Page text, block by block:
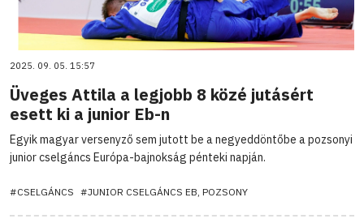
2025. 09. 05. 15:57
Üveges Attila a legjobb 8 közé jutásért
esett ki a junior Eb-n
Egyik magyar versenyző sem jutott be a negyeddöntőbe a pozsonyi
junior cselgáncs Európa-bajnokság pénteki napján.
#CSELGÁNCS #JUNIOR CSELGÁNCS EB, POZSONY